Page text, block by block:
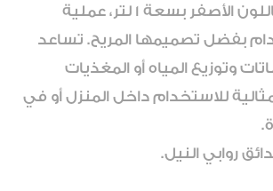
رشاشة نباتات باللون الأصفر بسعة 1 لتر، عملية
بفضل تصميمها المريح. تساعد
وتوزيع المياه أو المغذيات
للاستخدام داخل المنزل أو في
روابي النيل.